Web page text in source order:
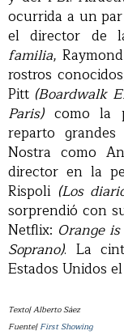
ocurrida a un
el director de
familia,
rostros
Pitt (Boardwalk
Paris)como la
reparto
Nostra como
director en la
Rispoli (Los
sorprendió con
Netflix: Orange
Soprano). La
Estados Unidos
Texto| Alberto Sáez
Fuente|First Showing